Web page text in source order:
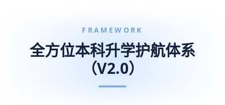
FRAMEWORK
全方位本科升学护航体系
（V2.0）